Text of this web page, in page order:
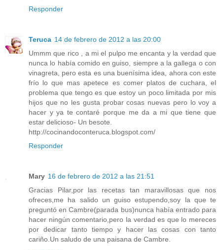
Responder
Teruca 14 de febrero de 2012 a las 20:00
Ummm que rico , a mi el pulpo me encanta y la verdad que
nunca lo había comido en guiso, siempre a la gallega o con
vinagreta, pero esta es una buenísima idea, ahora con este
frío lo que mas apetece es comer platos de cuchara, el
problema que tengo es que estoy un poco limitada por mis
hijos que no les gusta probar cosas nuevas pero lo voy a
hacer y ya te contaré porque me da a mi que tiene que
estar delicioso- Un besote.
http://cocinandoconteruca.blogspot.com/
Responder
Mary 16 de febrero de 2012 a las 21:51
Gracias Pilar,por las recetas tan maravillosas que nos
ofreces,me ha salido un guiso estupendo,soy la que te
preguntó en Cambre(parada bus)nunca había entrado para
hacer ningún comentario,pero la verdad es que lo mereces
por dedicar tanto tiempo y hacer las cosas con tanto
cariño.Un saludo de una paisana de Cambre.